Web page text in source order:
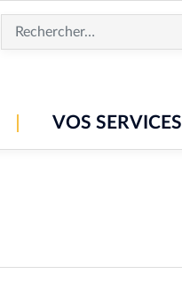
Aller
VOS SERVICES